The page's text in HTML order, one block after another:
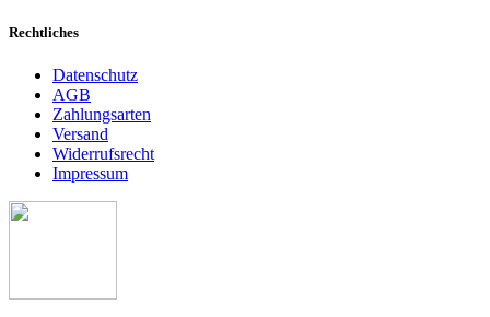
Rechtliches
Datenschutz
AGB
Zahlungsarten
Versand
Widerrufsrecht
Impressum